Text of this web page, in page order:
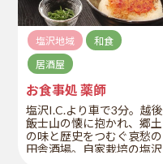
塩沢地域
和食
居酒屋
お食事処 薬師
塩沢I.C.より車で3分。越後
飯士山の懐に抱かれ、郷土
の味と歴史をつむぐ哀愁の
田舎酒場。自家栽培の塩沢